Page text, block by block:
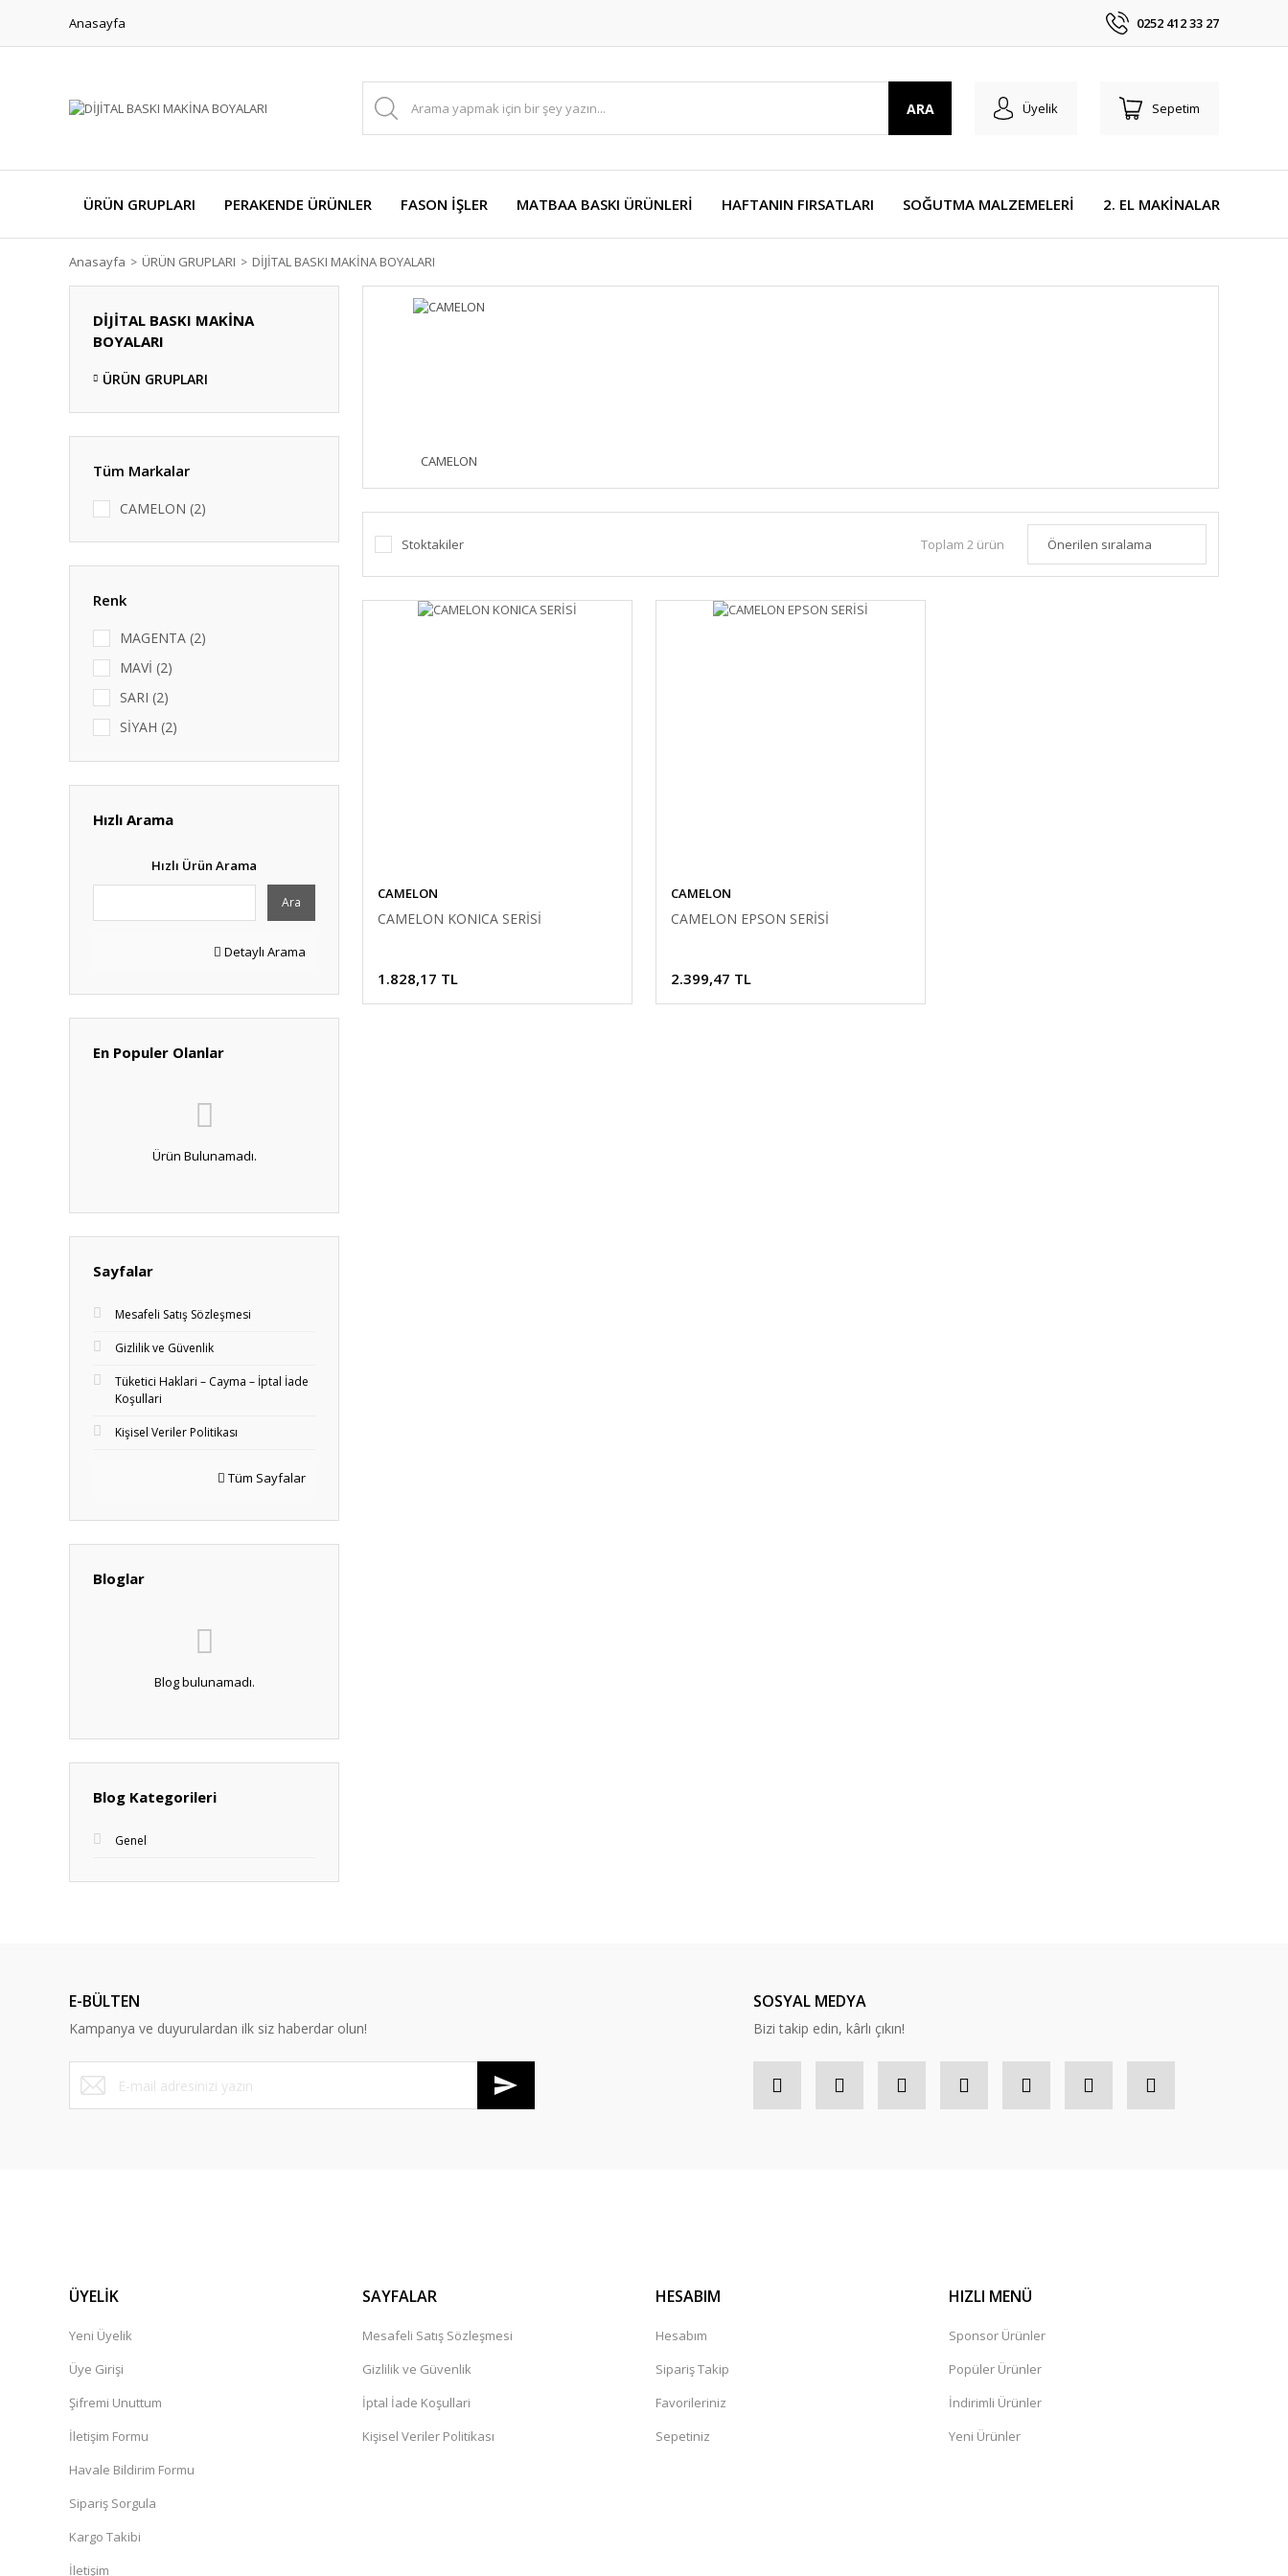
Anasayfa 0252 412 33 27
ARA Üyelik Sepetim
ÜRÜN GRUPLARI PERAKENDE ÜRÜNLER FASON İŞLER MATBAA BASKI ÜRÜNLERİ HAFTANIN FIRSATLARI SOĞUTMA MALZEMELERİ 2. EL MAKİNALAR
Anasayfa ÜRÜN GRUPLARI DİJİTAL BASKI MAKİNA BOYALARI
DİJİTAL BASKI MAKİNA
BOYALARI
ÜRÜN GRUPLARI
Tüm Markalar
CAMELON (2)
Renk
MAGENTA (2)
MAVİ (2)
SARI (2)
SİYAH (2)
SOLVENT (2)
Hızlı Arama
Hızlı Ürün Arama
Ara
Detaylı Arama
En Populer Olanlar
Ürün Bulunamadı.
Sayfalar
Mesafeli Satış Sözleşmesi
Gizlilik ve Güvenlik
Tüketici Haklari – Cayma – İptal İade
Koşullari
Kişisel Veriler Politikası
Tüm Sayfalar
Bloglar
Blog bulunamadı.
Blog Kategorileri
Genel
CAMELON
Stoktakiler Toplam 2 ürün
CAMELON
CAMELON KONICA SERİSİ
1.828,17 TL
CAMELON
CAMELON EPSON SERİSİ
2.399,47 TL
E-BÜLTEN
Kampanya ve duyurulardan ilk siz haberdar olun!
SOSYAL MEDYA
Bizi takip edin, kârlı çıkın!
ÜYELİK
Yeni Üyelik
Üye Girişi
Şifremi Unuttum
İletişim Formu
Havale Bildirim Formu
Sipariş Sorgula
Kargo Takibi
İletişim
SAYFALAR
Mesafeli Satış Sözleşmesi
Gizlilik ve Güvenlik
İptal İade Koşullari
Kişisel Veriler Politikası
HESABIM
Hesabım
Sipariş Takip
Favorileriniz
Sepetiniz
HIZLI MENÜ
Sponsor Ürünler
Popüler Ürünler
İndirimli Ürünler
Yeni Ürünler